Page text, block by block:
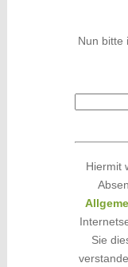
Nun bitte
Hiermit
Sie